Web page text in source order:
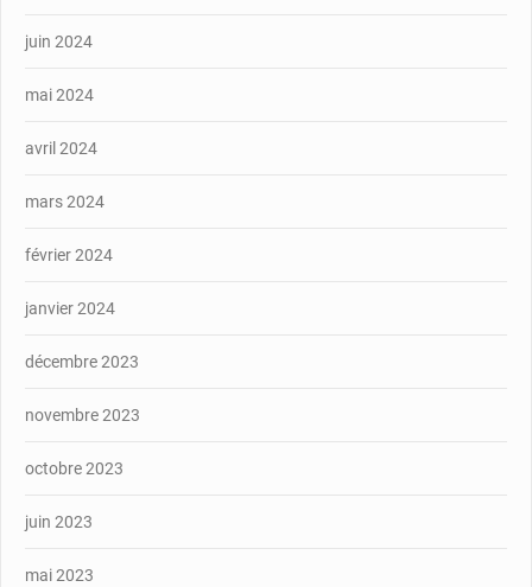
juin 2024
mai 2024
avril 2024
mars 2024
février 2024
janvier 2024
décembre 2023
novembre 2023
octobre 2023
juin 2023
mai 2023